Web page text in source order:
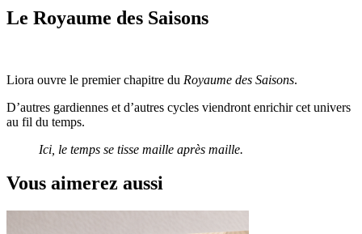
Le Royaume des Saisons
Liora ouvre le premier chapitre du Royaume des Saisons.
D’autres gardiennes et d’autres cycles viendront enrichir cet univers
au fil du temps.
Ici, le temps se tisse maille après maille.
Vous aimerez aussi